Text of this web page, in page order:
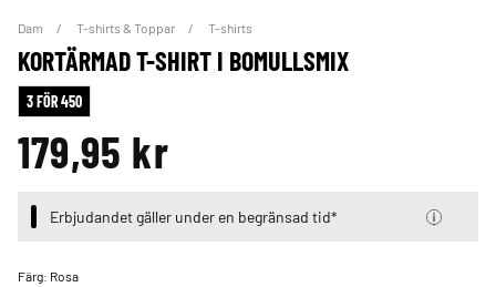
Dam T-shirts & Toppar T-shirts
KORTÄRMAD T-SHIRT I BOMULLSMIX
3 FÖR 450
179,95 kr
Erbjudandet gäller under en begränsad tid*
Färg: Rosa